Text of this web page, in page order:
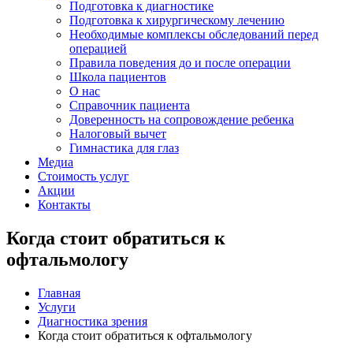
Подготовка к диагностике
Подготовка к хирургическому лечению
Необходимые комплексы обследований перед
операцией
Правила поведения до и после операции
Школа пациентов
О нас
Справочник пациента
Доверенность на сопровождение ребенка
Налоговый вычет
Гимнастика для глаз
Медиа
Стоимость услуг
Акции
Контакты
Когда стоит обратиться к
офтальмологу
Главная
Услуги
Диагностика зрения
Когда стоит обратиться к офтальмологу